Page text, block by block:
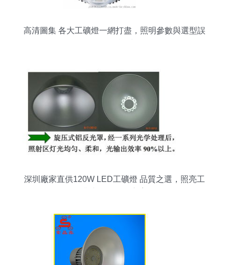
高清圖集 各大工礦燈一網打盡，照明參數與選型誤
深圳廠家直供120W LED工礦燈 品質之選，照亮工